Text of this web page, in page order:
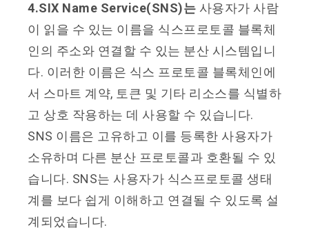
4.SIX Name Service(SNS)는 사용자가 사람
이 읽을 수 있는 이름을 식스프로토콜 블록체
인의 주소와 연결할 수 있는 분산 시스템입니
다. 이러한 이름은 식스 프로토콜 블록체인에
서 스마트 계약, 토큰 및 기타 리소스를 식별하
고 상호 작용하는 데 사용할 수 있습니다.
SNS 이름은 고유하고 이를 등록한 사용자가
소유하며 다른 분산 프로토콜과 호환될 수 있
습니다. SNS는 사용자가 식스프로토콜 생태
계를 보다 쉽게 이해하고 연결될 수 있도록 설
계되었습니다.